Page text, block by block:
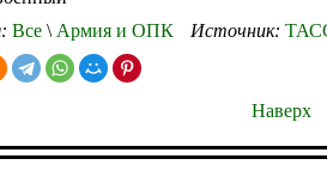
Все \ Армия и ОПК Источник:
Наверх